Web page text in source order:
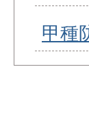
甲種